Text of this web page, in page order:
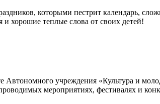
которыми пестрит календарь,
хорошие теплые слова от своих детей!
Автономного учреждения «Культура и
мероприятиях, фестивалях и